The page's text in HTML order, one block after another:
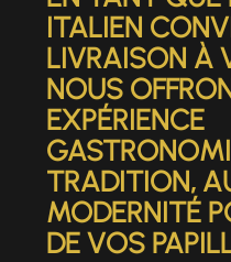
ITALIEN
LIVRAISON À
NOUS
EXPÉRIENCE
TRADITION,
MODERNITÉ
DE VOS